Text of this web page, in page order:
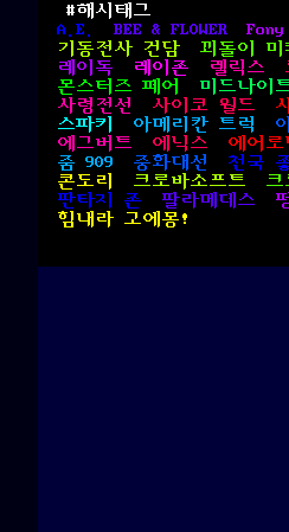
#해시태그
A.E.
BEE & FLOWER Fony
기동전사 건담
꾀돌이 미
레이독
레이존 렐릭스
몬스터즈 페어
미드나이
사령전선
사이코 월드
스파키
아메리칸 트럭
에그버트
에닉스 에어로
줌 909
중화대선 천국
콘도리
크로바소프트 크
판타지 존
팔라메데스
힘내라 고에몽!